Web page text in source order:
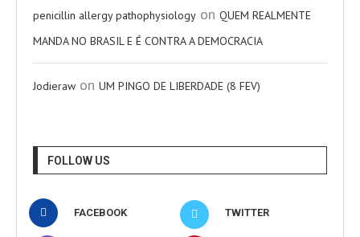
penicillin allergy pathophysiology on QUEM REALMENTE
MANDA NO BRASIL E É CONTRA A DEMOCRACIA
Jodieraw on UM PINGO DE LIBERDADE (8 FEV)
FOLLOW US
FACEBOOK TWITTER